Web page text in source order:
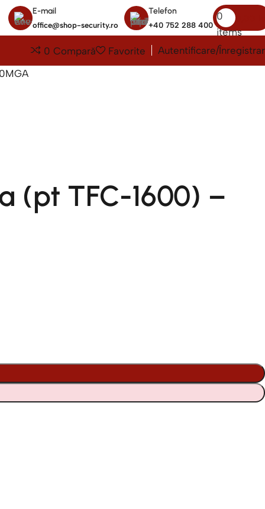
E-mail
office@shop-security.ro
Telefon
+40 752 288 400
0
items
0 Compară Favorite
Autentificare/
(pt TFC-1600) –